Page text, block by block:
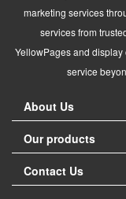
marketing services
services from
YellowPages and
service
About Us
Our products
Contact Us